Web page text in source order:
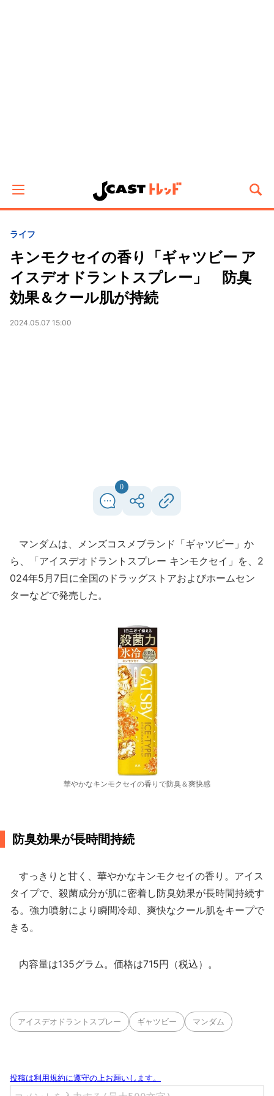
ライフ
キンモクセイの香り「ギャツビー ア
イスデオドラントスプレー」 防臭
効果＆クール肌が持続
2024.05.07 15:00
0
マンダムは、メンズコスメブランド「ギャツビー」か
ら、「アイスデオドラントスプレー キンモクセイ」を、2
024年5月7日に全国のドラッグストアおよびホームセン
ターなどで発売した。
華やかなキンモクセイの香りで防臭＆爽快感
防臭効果が長時間持続
すっきりと甘く、華やかなキンモクセイの香り。アイス
タイプで、殺菌成分が肌に密着し防臭効果が長時間持続す
る。強力噴射により瞬間冷却、爽快なクール肌をキープで
きる。
内容量は135グラム。価格は715円（税込）。
アイスデオドラントスプレー ギャツビー マンダム